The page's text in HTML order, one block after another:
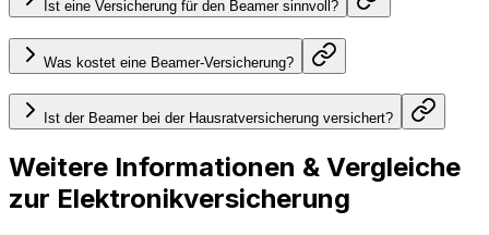
Ist eine Versicherung für den Beamer sinnvoll?
Was kostet eine Beamer-Versicherung?
Ist der Beamer bei der Hausratversicherung versichert?
Weitere Informationen & Vergleiche
zur Elektronikversicherung